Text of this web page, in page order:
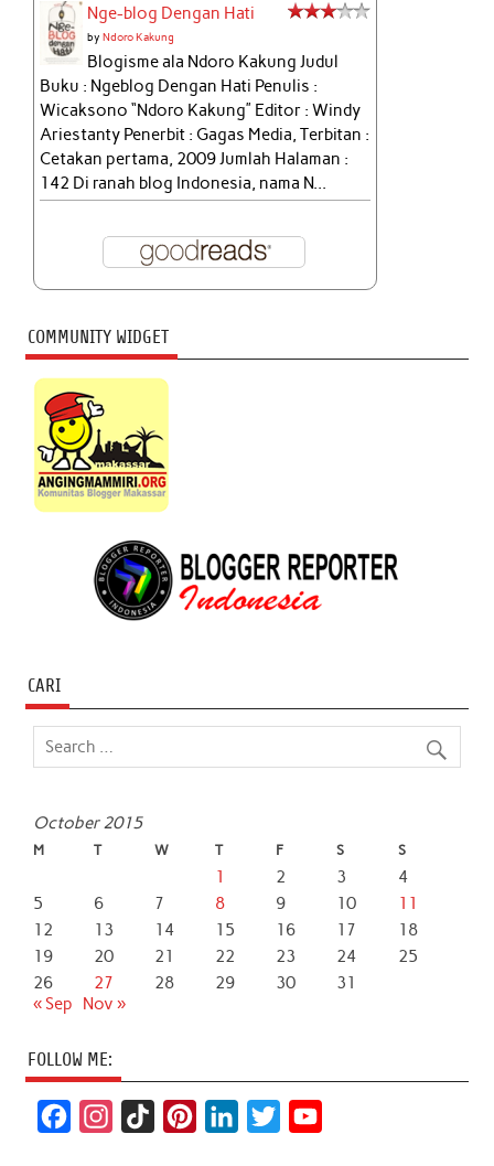
Nge-blog Dengan Hati
byNdoro Kakung
Blogisme ala Ndoro Kakung Judul
Buku : Ngeblog Dengan Hati Penulis :
Wicaksono “Ndoro Kakung” Editor : Windy
Ariestanty Penerbit : Gagas Media, Terbitan :
Cetakan pertama, 2009 Jumlah Halaman :
142 Di ranah blog Indonesia, nama N...
COMMUNITY WIDGET
CARI
October 2015
M T W T F S S
1 2 3
4
5
6 7 8 9 10
11
12
13 14 15 16 17
18
19
20 21 22 23 24
25
26
27 28 29 30
31
« Sep
Nov »
FOLLOW ME: